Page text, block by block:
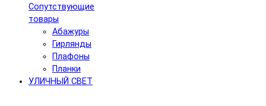
Сопутствующие
товары
Абажуры
Гирлянды
Плафоны
Планки
УЛИЧНЫЙ СВЕТ